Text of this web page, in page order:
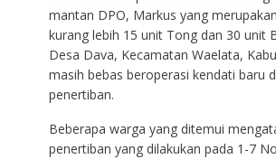
mantan DPO, Markus yang
kurang lebih 15 unit Tong dan 30 unit
Desa Dava, Kecamatan Waelata,
masih bebas beroperasi kendati baru
penertiban.
Beberapa warga yang ditemui
penertiban yang dilakukan pada 1-7